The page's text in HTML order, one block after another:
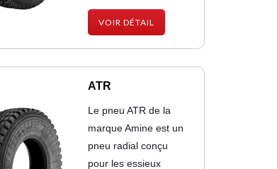
VOIR DÉTAIL
ATR
Le pneu ATR de la
marque Amine est un
pneu radial conçu
pour les essieux